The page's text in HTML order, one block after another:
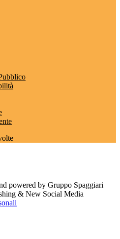
powered by Gruppo Spaggiari
& New Social Media